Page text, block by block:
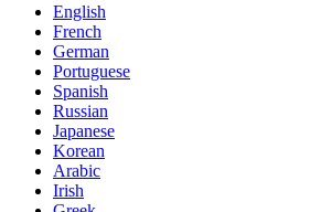
English
French
German
Portuguese
Spanish
Russian
Japanese
Korean
Arabic
Irish